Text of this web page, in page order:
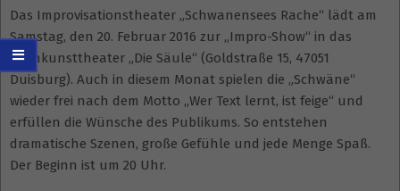
Das Improvisationstheater „Schwanensees Rache“ lädt am
Samstag, den 20. Februar 2016 zur „Impro-Show“ in das
Kleinkunsttheater „Die Säule“ (Goldstraße 15, 47051
Duisburg). Auch in diesem Monat spielen die „Schwäne“
wieder frei nach dem Motto „Wer Text lernt, ist feige“ und
erfüllen die Wünsche des Publikums. So entstehen
dramatische Szenen, große Gefühle und jede Menge Spaß.
Der Beginn ist um 20 Uhr.